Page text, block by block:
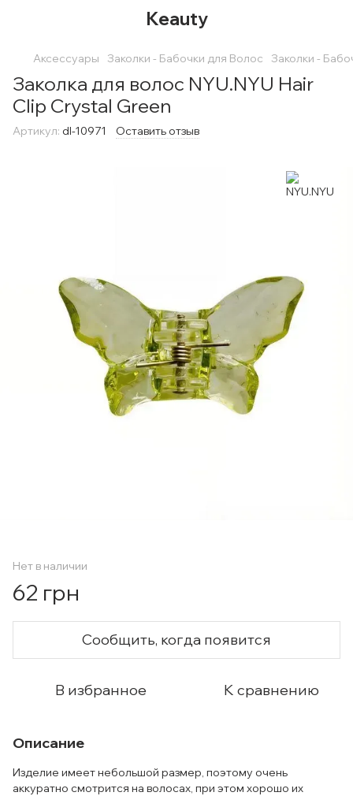
Keauty
Аксессуары Заколки - Бабочки для Волос Заколки -
Заколка для волос NYU.NYU Hair
Clip Crystal Green
Артикул: dl-10971 Оставить отзыв
Нет в наличии
62 грн
Сообщить, когда появится
В избранное К сравнению
Описание
Изделие имеет небольшой размер, поэтому очень
аккуратно смотрится на волосах, при этом хорошо их